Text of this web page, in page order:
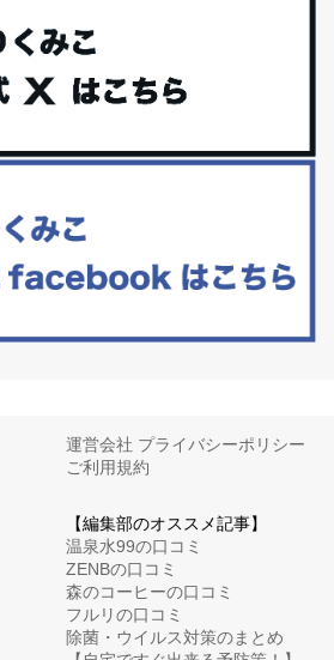
購入している「楽天ふるさと納税」の返
。今までいろ...
ために今できる５つのこと。
整え方。 私も気づけばアラフィフ、これ
...
人に足りないのは海藻！
らす。&n...
運営会社 プライバシーポリシー
ご利用規約
【編集部のオススメ記事】
温泉水99の口コミ
ZENBの口コミ
森のコーヒーの口コミ
フルリの口コミ
除菌・ウイルス対策のまとめ